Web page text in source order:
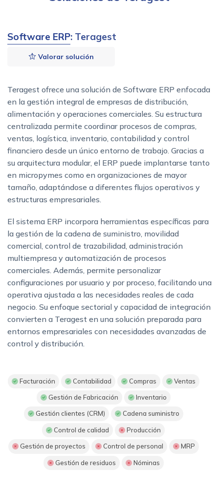
Software ERP: Teragest
Valorar solución
Teragest ofrece una solución de Software ERP enfocada
en la gestión integral de empresas de distribución,
alimentación y operaciones comerciales. Su estructura
centralizada permite coordinar procesos de compras,
ventas, logística, inventario, contabilidad y control
financiero desde un único entorno de trabajo. Gracias a
su arquitectura modular, el ERP puede implantarse tanto
en micropymes como en organizaciones de mayor
tamaño, adaptándose a diferentes flujos operativos y
estructuras empresariales.
El sistema ERP incorpora herramientas específicas para
la gestión de la cadena de suministro, movilidad
comercial, control de trazabilidad, administración
multiempresa y automatización de procesos
comerciales. Además, permite personalizar
configuraciones por usuario y por proceso, facilitando una
operativa ajustada a las necesidades reales de cada
negocio. Su enfoque sectorial y capacidad de integración
convierten a Teragest en una solución preparada para
entornos empresariales con necesidades avanzadas de
control y distribución.
Facturación Contabilidad Compras Ventas
Gestión de Fabricación Inventario
Gestión clientes (CRM) Cadena suministro
Control de calidad Producción
Gestión de proyectos Control de personal MRP
Gestión de residuos Nóminas